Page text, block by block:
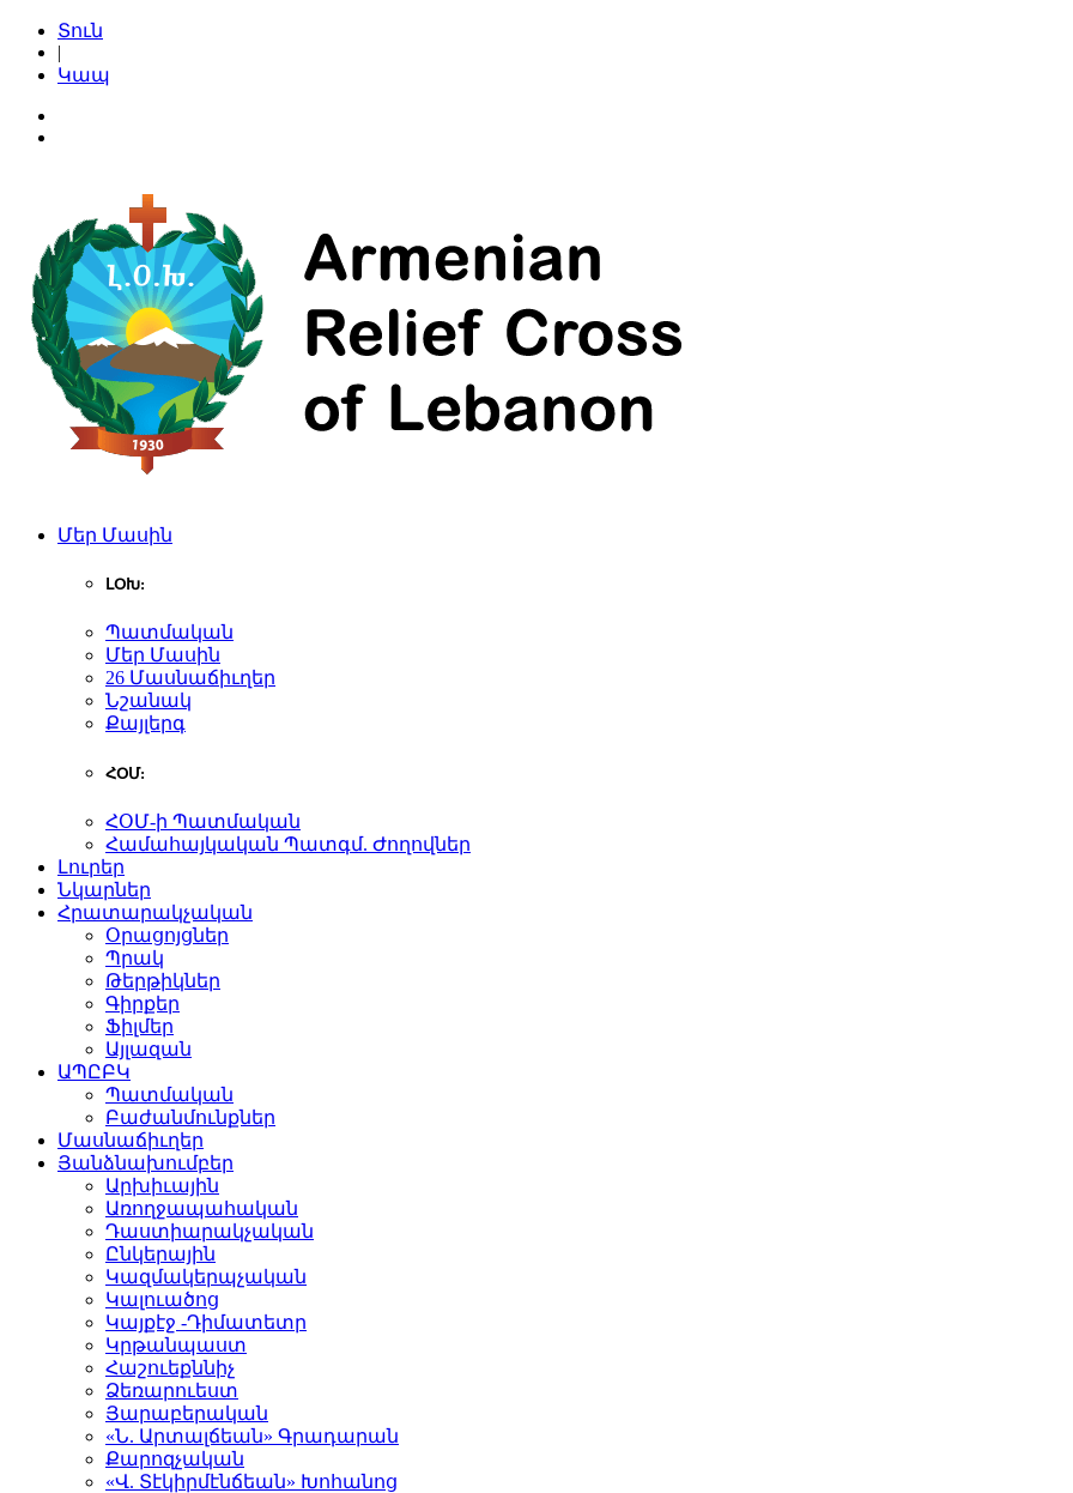
Տուն
|
Կապ
Մեր Մասին
ԼՕԽ:
Պատմական
Մեր Մասին
26 Մասնաճիւղեր
Նշանակ
Քայլերգ
ՀՕՄ:
ՀՕՄ-ի Պատմական
Համահայկական Պատգմ. Ժողովներ
Լուրեր
Նկարներ
Հրատարակչական
Օրացոյցներ
Պրակ
Թերթիկներ
Գիրքեր
Ֆիլմեր
Այլազան
ԱՊԸԲԿ
Պատմական
Բաժանմունքներ
Մասնաճիւղեր
Յանձնախումբեր
Արխիւային
Առողջապահական
Դաստիարակչական
Ընկերային
Կազմակերպչական
Կալուածոց
Կայքէջ -Դիմատետր
Կրթանպաստ
Հաշուեքննիչ
Ձեռարուեստ
Յարաբերական
«Ն. Արտալճեան» Գրադարան
Քարոզչական
«Վ. Տէկիրմէնճեան» Խոհանոց